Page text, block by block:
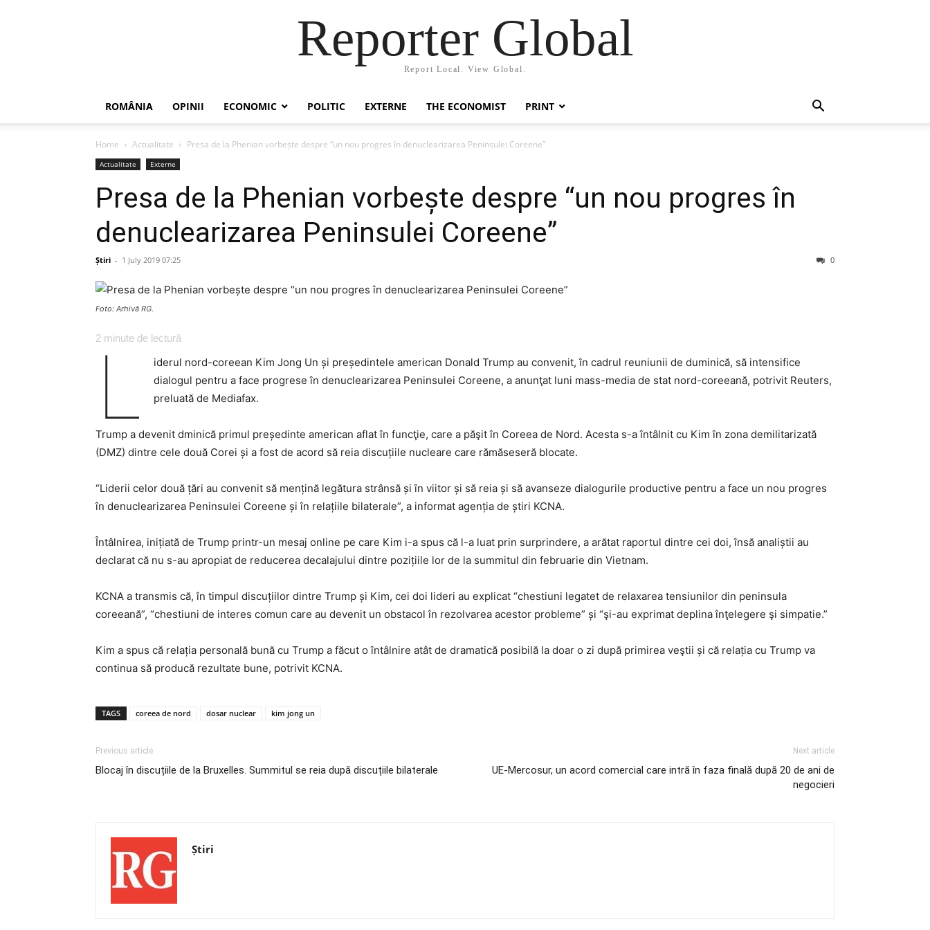
Reporter Global
Report Local. View Global.
ROMÂNIA OPINII ECONOMIC POLITIC EXTERNE THE ECONOMIST PRINT
Home Actualitate Presa de la Phenian vorbește despre “un nou progres în denuclearizarea Peninsulei Coreene”
Actualitate Externe
Presa de la Phenian vorbește despre “un nou progres în
denuclearizarea Peninsulei Coreene”
Știri - 1 July 2019 07:25 0
Foto: Arhivă RG.
2 minute de lectură
L
iderul nord-coreean Kim Jong Un și președintele american Donald Trump au convenit, în cadrul reuniunii de duminică, să intensifice
dialogul pentru a face progrese în denuclearizarea Peninsulei Coreene, a anunţat luni mass-media de stat nord-coreeană, potrivit Reuters,
preluată de Mediafax.
Trump a devenit dminică primul președinte american aflat în funcţie, care a păşit în Coreea de Nord. Acesta s-a întâlnit cu Kim în zona demilitarizată
(DMZ) dintre cele două Corei și a fost de acord să reia discuțiile nucleare care rămăseseră blocate.
“Liderii celor două țări au convenit să mențină legătura strânsă și în viitor și să reia și să avanseze dialogurile productive pentru a face un nou progres
în denuclearizarea Peninsulei Coreene și în relațiile bilaterale”, a informat agenția de știri KCNA.
Întâlnirea, inițiată de Trump printr-un mesaj online pe care Kim i-a spus că l-a luat prin surprindere, a arătat raportul dintre cei doi, însă analiștii au
declarat că nu s-au apropiat de reducerea decalajului dintre pozițiile lor de la summitul din februarie din Vietnam.
KCNA a transmis că, în timpul discuțiilor dintre Trump și Kim, cei doi lideri au explicat “chestiuni legatet de relaxarea tensiunilor din peninsula
coreeană”, “chestiuni de interes comun care au devenit un obstacol în rezolvarea acestor probleme” și “şi-au exprimat deplina înţelegere şi simpatie.”
Kim a spus că relația personală bună cu Trump a făcut o întâlnire atât de dramatică posibilă la doar o zi după primirea veştii și că relația cu Trump va
continua să producă rezultate bune, potrivit KCNA.
TAGS coreea de nord dosar nuclear kim jong un
Previous article
Blocaj în discuțiile de la Bruxelles. Summitul se reia după discuțiile bilaterale
Next article
UE-Mercosur, un acord comercial care intră în faza finală după 20 de ani de
negocieri
Știri